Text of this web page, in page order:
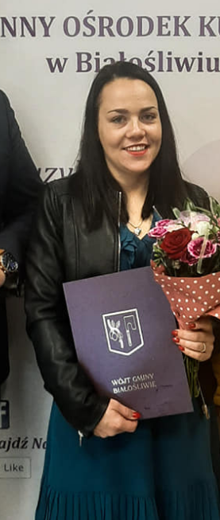
Ustawienia
Szanujemy Twoją prywatność. Możesz
je wszystkie. W dowolnym momencie
Niezbędne
Niezbędne pliki cookies służą do
umożliwiają Ci komfortowe korzystanie
Pliki cookies odpowiadają na
dostosowania Twoich ustawień
formularzy. Dzięki plikom cookies
zakłóceń.
Więcej
Funkcjonalne i personalizacyjne
Tego typu pliki cookies umożliwiają